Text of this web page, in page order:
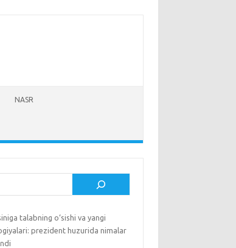
NASR
talabning o‘sishi va yangi
prezident huzurida nimalar